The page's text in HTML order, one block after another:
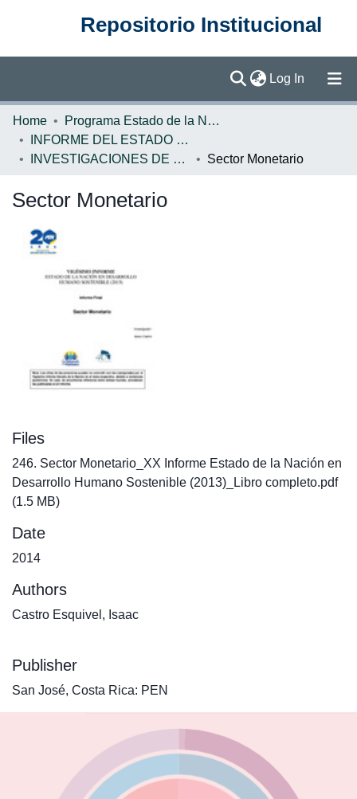
Repositorio Institucional
Log In (current)
Communities & Collections
Home
Programa Estado de la Nación (PEN)
INFORME DEL ESTADO DE LA NACION
INVESTIGACIONES DE BASE EN
Sector Monetario
Sector Monetario
Files
246. Sector Monetario_XX Informe Estado de la Nación en
Desarrollo Humano Sostenible (2013)_Libro completo.pdf
(1.5 MB)
Date
2014
Authors
Castro Esquivel, Isaac
Publisher
San José, Costa Rica: PEN